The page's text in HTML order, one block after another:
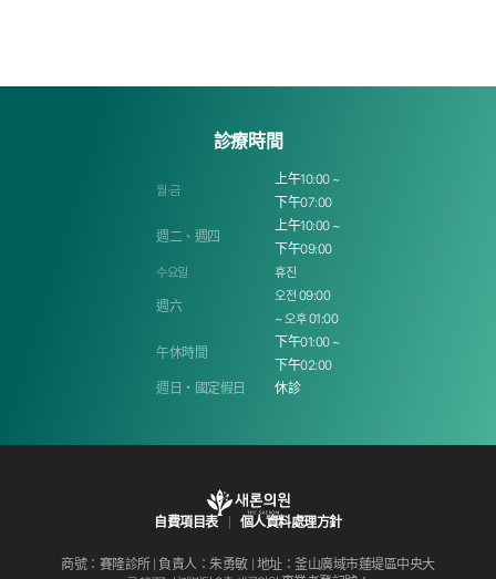
自費項目表 個人資料處理方針
商號：賽隆診所 | 負責人：朱勇敏 | 地址：釜山廣域市蓮堤區中央大
診療時間
월·금
上午10:00 ~
下午07:00
週二、週四
上午10:00 ~
下午09:00
수요일
휴진
週六
오전 09:00
~ 오후 01:00
午休時間
下午01:00 ~
下午02:00
週日・國定假日
休診